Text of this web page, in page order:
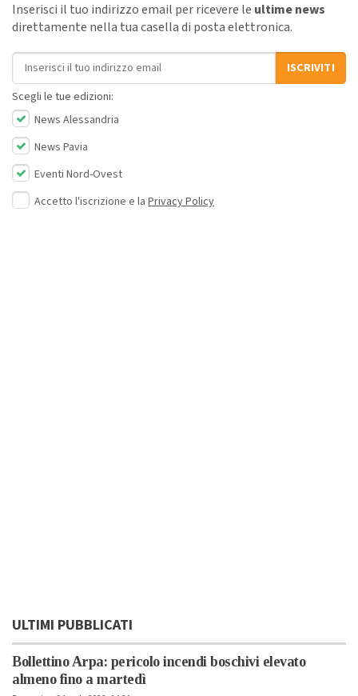
Inserisci il tuo indirizzo email per ricevere le ultime news
direttamente nella tua casella di posta elettronica.
Indirizzo email
ISCRIVITI
Scegli le tue edizioni:
News Alessandria
News Pavia
Eventi Nord-Ovest
Accetto l'iscrizione e la Privacy Policy
ULTIMI PUBBLICATI
Bollettino Arpa: pericolo incendi boschivi elevato
almeno fino a martedì